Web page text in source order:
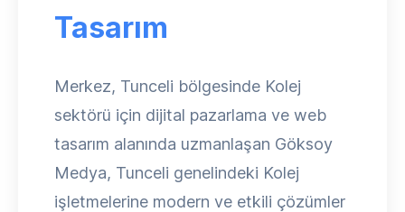
Tasarım
Merkez, Tunceli bölgesinde Kolej
sektörü için dijital pazarlama ve web
tasarım alanında uzmanlaşan Göksoy
Medya, Tunceli genelindeki Kolej
işletmelerine modern ve etkili çözümler